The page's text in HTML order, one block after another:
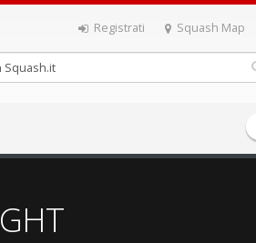
Registrati Squash Map